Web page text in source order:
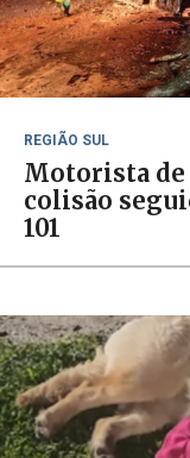
REGIÃO SUL
Motorista de
colisão
101